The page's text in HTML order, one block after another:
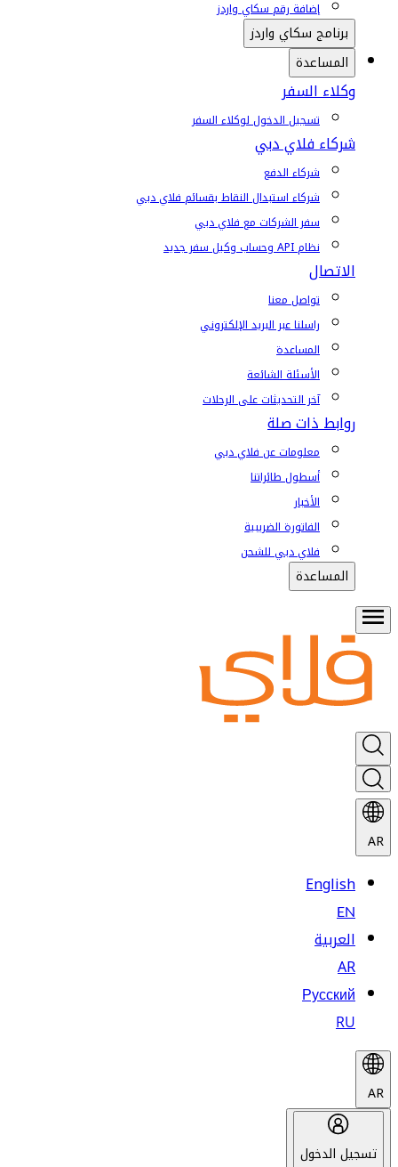
إضافة رقم سكاي واردز
برنامج سكاي واردز
المساعدة
وكلاء السفر
تسجيل الدخول لوكلاء السفر
شركاء فلاي دبي
شركاء الدفع
شركاء استبدال النقاط بقسائم فلاي دبي
سفر الشركات مع فلاي دبي
نظام API وحساب وكيل سفر جديد
الاتصال
تواصل معنا
راسلنا عبر البريد الإلكتروني
المساعدة
الأسئلة الشائعة
آخر التحديثات على الرحلات
روابط ذات صلة
معلومات عن فلاي دبي
أسطول طائراتنا
الأخبار
الفاتورة الضريبية
فلاي دبي للشحن
المساعدة
AR
English
EN
العربية
AR
Русский
RU
AR
تسجيل الدخول